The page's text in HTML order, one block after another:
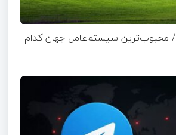
/ محبوب‌ترین سیستم‌عامل جهان کدام